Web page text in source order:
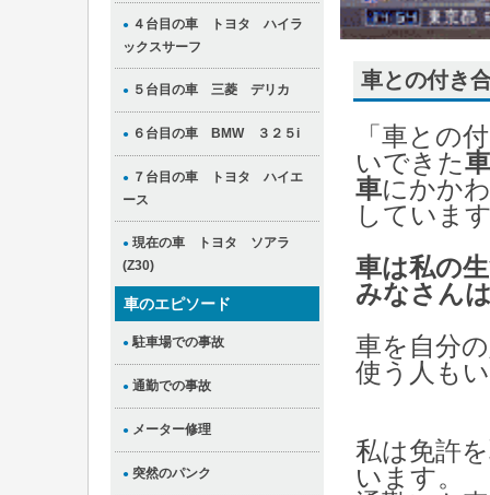
● ４台目の車 トヨタ ハイラ
ックスサーフ
● ５台目の車 三菱 デリカ
● ６台目の車 BMW ３２５i
●
７台目の車 トヨタ ハイエ
ース
● 現在の車 トヨタ ソアラ
(Z30)
車のエピソード
● 駐車場での事故
● 通勤での事故
● メーター修理
● 突然のパンク
車との付き
「車との
いできた車
車にかか
していま
車は私の
みなさん
車を自分
使う人も
私は免許
います。